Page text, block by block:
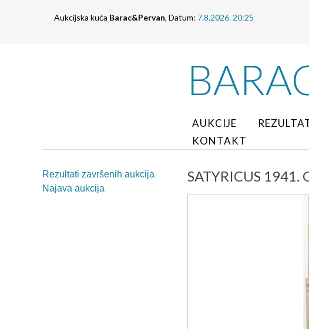
Aukcijska kuća Barac&Pervan, Datum: 7.8.2026. 20:25
AUKCIJE
KONTAKT
Rezultati završenih aukcija
Najava aukcija
SATYRICUS 1941.